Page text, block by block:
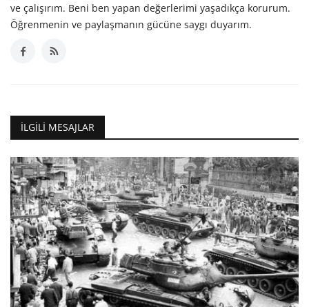
ve çalışırım. Beni ben yapan değerlerimi yaşadıkça korurum.
Öğrenmenin ve paylaşmanın gücüne saygı duyarım.
İLGILI MESAJLAR